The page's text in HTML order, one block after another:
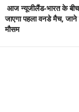
आज न्यूजीलैंड-भारत के
जाएगा पहला वनडे मैच, जाने
मौसम